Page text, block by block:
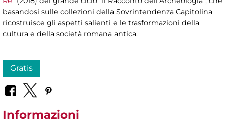
basandosi sulle collezioni della Sovrintendenza Capitolina
ricostruisce gli aspetti salienti e le trasformazioni della
cultura e della società romana antica.
Gratis
Informazioni